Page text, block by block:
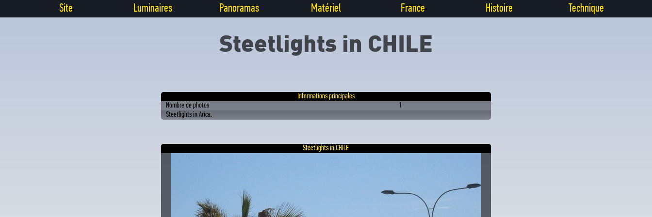
Site Luminaires Panoramas Matériel France Histoire Technique
Steetlights in CHILE
Informations principales
Nombre de photos
1
Steetlights in Arica.
Steetlights in CHILE